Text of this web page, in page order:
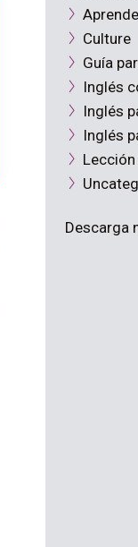
Culture
Guía
Inglés
Inglés
Inglés
Descarga